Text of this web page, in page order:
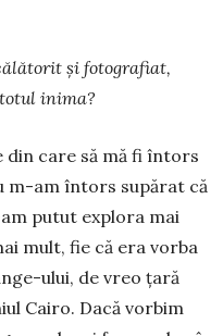
și fotografiat,
inima?
din care să mă fi întors
m-am întors supărat că
putut explora mai
mult, fie că era vorba
ului, de vreo țară
Cairo. Dacă vorbim